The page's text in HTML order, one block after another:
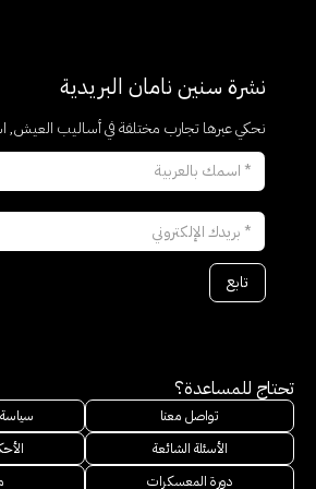
نشرة سنين نامان البريدية
نحكي عبرها تجارب مختلفة في أساليب العيش,
تحتاج للمساعدة؟
تواصل معنا
سياسة
الأسئلة الشائعة
دورة المعسكرات